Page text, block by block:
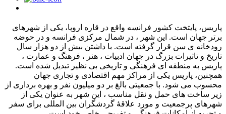
پاریس، پایتخت کشور فرانسه واقع در قاره اروپا، یکی از شهرهای
برتر جهان است. این شهر ، در شمال مرکزی فرانسه و در حوضه
رودخانه ی سن قرار گرفته است. با داشتن بیش از دو هزار سال
تاریخ و تاثیرات بزرگ در جهان ادبیات ، هنر ، فرهنگ و عمارت ،
پاریس به منطقه‌ ای فرهنگی و تاریخی بی‌ نظیر تبدیل شده است.
همچنین، پاریس یکی از مراکز مهم اقتصادی و تجاری جهان
محسوب می‌ شود. با جمعیتی بالغ بر دو میلیون نفر و بهره‌ برداری از
زیر ساخت‌ های حمل و نقل مناسب ، این شهر به عنوان یکی از
شهرهای پرجمعیت و مورد علاقهٔ گردشگران بین ‌المللی برای سفر